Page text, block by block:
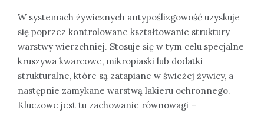
W systemach żywicznych antypoślizgowość uzyskuje
się poprzez kontrolowane kształtowanie struktury
warstwy wierzchniej. Stosuje się w tym celu specjalne
kruszywa kwarcowe, mikropiaski lub dodatki
strukturalne, które są zatapiane w świeżej żywicy, a
następnie zamykane warstwą lakieru ochronnego.
Kluczowe jest tu zachowanie równowagi –